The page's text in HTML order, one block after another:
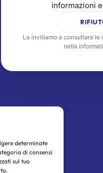
determinate
di consensi
sul tuo
informazioni
La invitiamo a consultare
nella